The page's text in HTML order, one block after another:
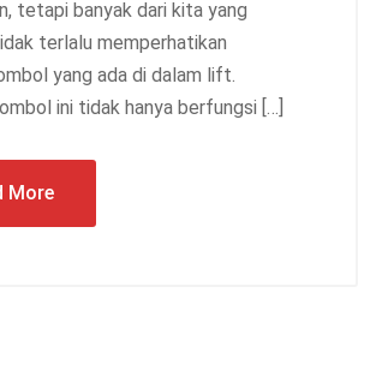
tetapi banyak dari kita yang
terlalu memperhatikan
yang ada di dalam lift.
ini tidak hanya berfungsi […]
More